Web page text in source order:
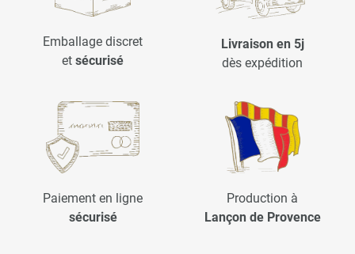
Emballage discret
et sécurisé
Livraison en 5j
dès expédition
Paiement en ligne
sécurisé
Production à
Lançon de Provence